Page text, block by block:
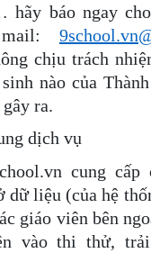
hãy báo ngay
chịu trách
nào của
ra.
dịch vụ
cung cấp
dữ liệu (của hệ
giáo viên bên
vào thi thử,